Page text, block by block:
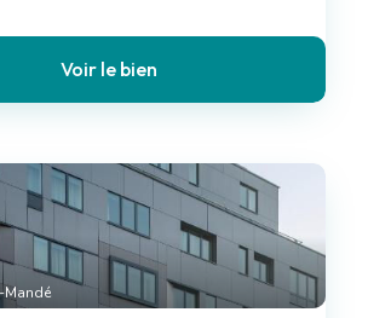
Voir le bien
Mandé